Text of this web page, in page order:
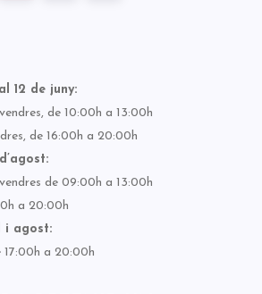
12 de juny:
de 10:00h a 13:00h
de 16:00h a 20:00h
de 09:00h a 13:00h
a 20:00h
i agost:
17:00h a 20:00h